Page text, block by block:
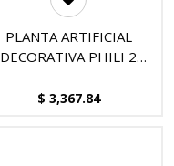
PLANTA ARTIFICIAL
DECORATIVA PHILI 2
(1.30mts)
$ 3,367.84